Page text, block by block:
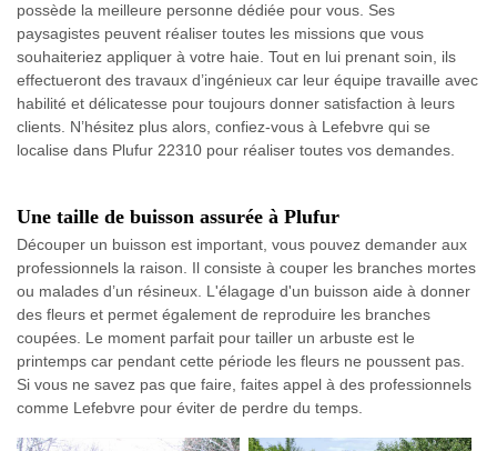
possède la meilleure personne dédiée pour vous. Ses
paysagistes peuvent réaliser toutes les missions que vous
souhaiteriez appliquer à votre haie. Tout en lui prenant soin, ils
effectueront des travaux d’ingénieux car leur équipe travaille avec
habilité et délicatesse pour toujours donner satisfaction à leurs
clients. N’hésitez plus alors, confiez-vous à Lefebvre qui se
localise dans Plufur 22310 pour réaliser toutes vos demandes.
Une taille de buisson assurée à Plufur
Découper un buisson est important, vous pouvez demander aux
professionnels la raison. Il consiste à couper les branches mortes
ou malades d’un résineux. L'élagage d'un buisson aide à donner
des fleurs et permet également de reproduire les branches
coupées. Le moment parfait pour tailler un arbuste est le
printemps car pendant cette période les fleurs ne poussent pas.
Si vous ne savez pas que faire, faites appel à des professionnels
comme Lefebvre pour éviter de perdre du temps.